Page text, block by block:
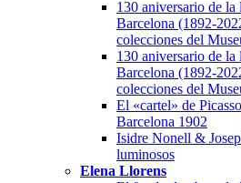
130 aniversario de la
Barcelona (1892-
colecciones del
130 aniversario de la
Barcelona (1892-
colecciones del
El «cartel» de
Barcelona 1902
Isidre Nonell &
luminosos
Elena Llorens